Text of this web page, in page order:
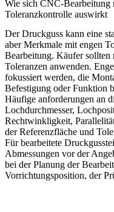
Wie sich CNC-Bearbeitung
Toleranzkontrolle auswirkt
Der Druckguss kann eine
aber Merkmale mit engen
Bearbeitung. Käufer sollten
Toleranzen anwenden.
fokussiert werden, die
Befestigung oder Funktion
Häufige anforderungen an
Lochdurchmesser,
Rechtwinkligkeit,
der Referenzfläche und
Fürbearbeitete
Abmessungen vor der
bei der Planung der
Vorrichtungsposition, der